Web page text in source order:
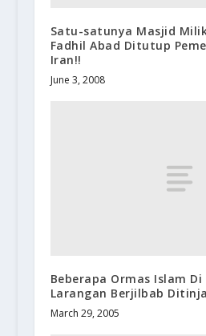
Satu-satunya Masjid
Fadhil Abad Ditutup
Iran!!
June 3, 2008
Beberapa Ormas Islam
Larangan Berjilbab
March 29, 2005